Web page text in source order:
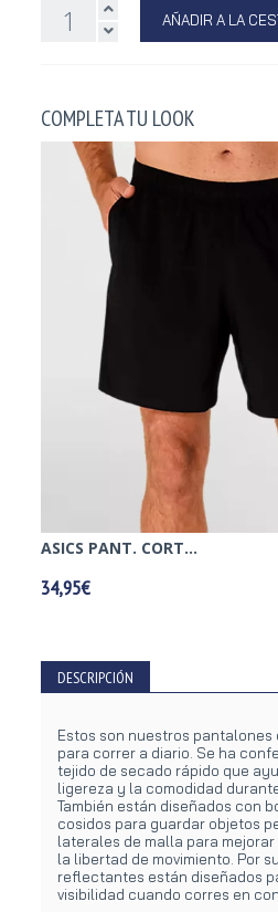
AÑADIR A LA
COMPLETA TU LOOK
ASICS PANT. CORT...
34,95€
DESCRIPCIÓN
Estos son nuestros
para correr a diario. Se ha
tejido de secado rápido que
ligereza y la comodidad
También están diseñados con
cosidos para guardar objetos
laterales de malla para
la libertad de movimiento. Por
reflectantes están diseñados
visibilidad cuando corres en